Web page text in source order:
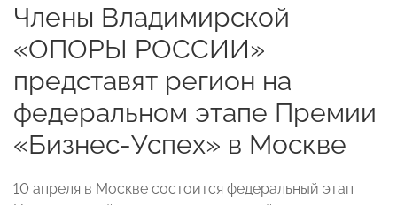
Члены Владимирской
«ОПОРЫ РОССИИ»
представят регион на
федеральном этапе Премии
«Бизнес-Успех» в Москве
10 апреля в Москве состоится федеральный этап